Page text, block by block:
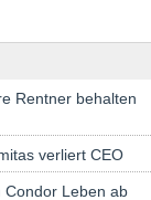
Rentner behalten
verliert CEO
Condor Leben ab